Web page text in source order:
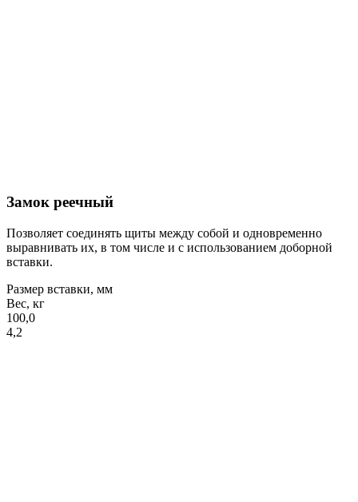
Замок реечный
Позволяет соединять щиты между собой и одновременно
выравнивать их, в том числе и с использованием доборной
вставки.
Размер вставки, мм
Вес, кг
100,0
4,2